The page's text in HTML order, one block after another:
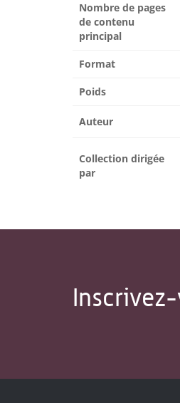
Nombre de pages
de contenu
principal
Format
Poids
Auteur
Collection dirigée
par